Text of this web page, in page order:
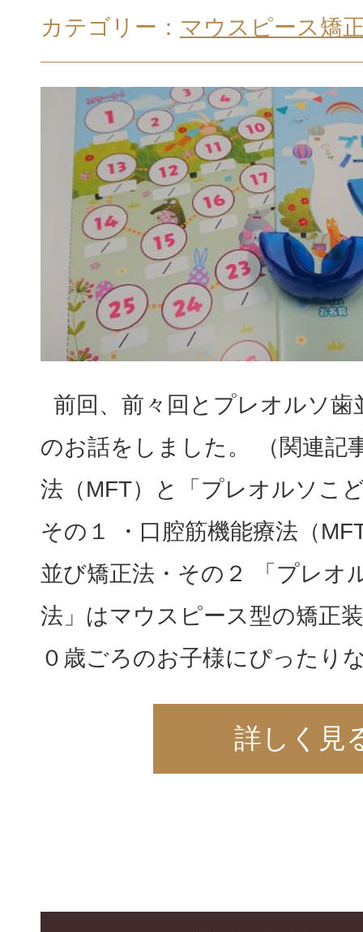
カテゴリー： マウスピース矯
前回、前々回とプレオルソ歯
のお話をしました。 （関連記
法（MFT）と「プレオルソこ
その１ ・口腔筋機能療法（
並び矯正法・その２ 「プレオ
法」はマウスピース型の矯正
０歳ごろのお子様にぴったり
詳しく見